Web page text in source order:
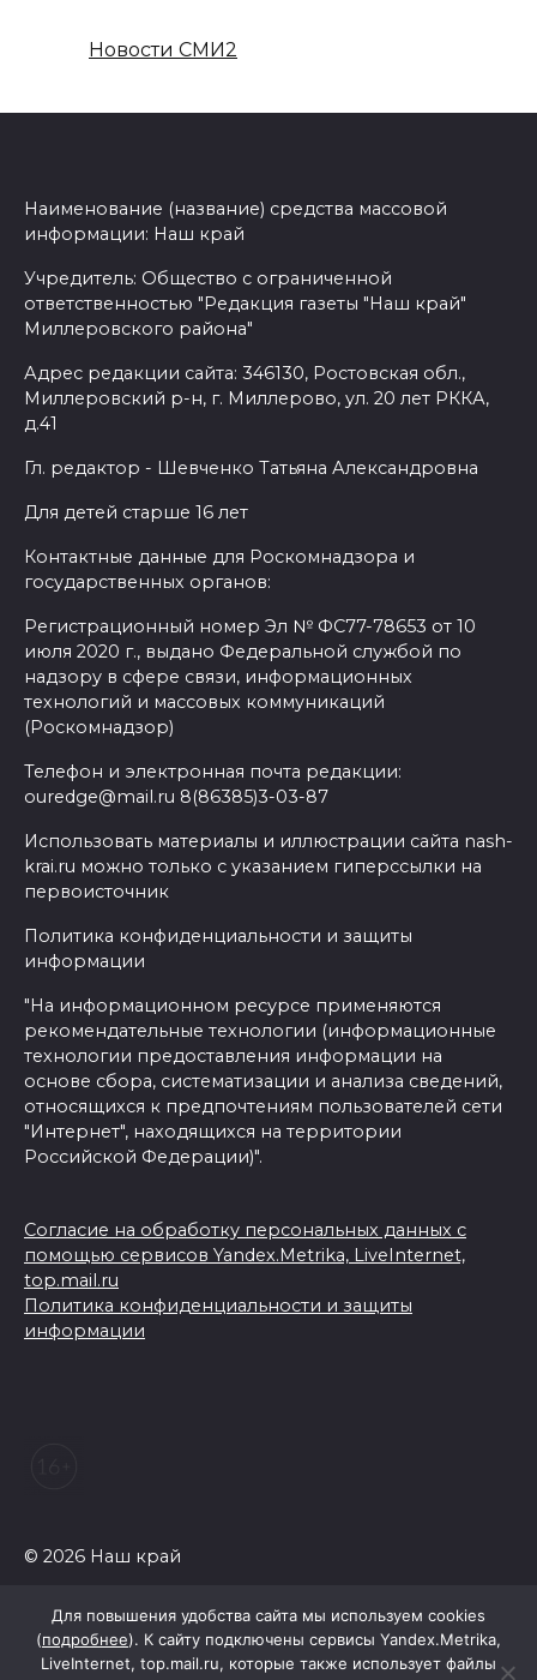
Новости СМИ2
Наименование (название) средства массовой
информации: Наш край
Учредитель: Общество с ограниченной
ответственностью "Редакция газеты "Наш край"
Миллеровского района"
Адрес редакции сайта: 346130, Ростовская обл.,
Миллеровский р-н, г. Миллерово, ул. 20 лет РККА,
д.41
Гл. редактор - Шевченко Татьяна Александровна
Для детей старше 16 лет
Контактные данные для Роскомнадзора и
государственных органов:
Регистрационный номер Эл № ФС77-78653 от 10
июля 2020 г., выдано Федеральной службой по
надзору в сфере связи, информационных
технологий и массовых коммуникаций
(Роскомнадзор)
Телефон и электронная почта редакции:
ouredge@mail.ru 8(86385)3-03-87
Использовать материалы и иллюстрации сайта nash-
krai.ru можно только с указанием гиперссылки на
первоисточник
Политика конфиденциальности и защиты
информации
"На информационном ресурсе применяются
рекомендательные технологии (информационные
технологии предоставления информации на
основе сбора, систематизации и анализа сведений,
относящихся к предпочтениям пользователей сети
"Интернет", находящихся на территории
Российской Федерации)".
Согласие на обработку персональных данных с
помощью сервисов Yandex.Metrika, LiveInternet,
top.mail.ru
Политика конфиденциальности и защиты
информации
© 2026 Наш край
Для повышения удобства сайта мы используем cookies
(подробнее). К сайту подключены сервисы Yandex.Metrika,
LiveInternet, top.mail.ru, которые также использует файлы